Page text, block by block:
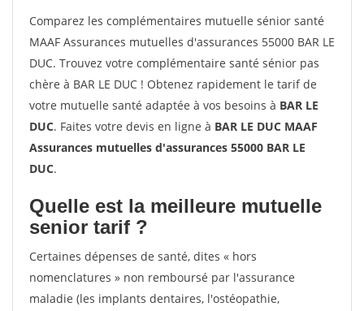
Comparez les complémentaires mutuelle sénior santé
MAAF Assurances mutuelles d'assurances 55000 BAR LE
DUC. Trouvez votre complémentaire santé sénior pas
chère à BAR LE DUC ! Obtenez rapidement le tarif de
votre mutuelle santé adaptée à vos besoins à BAR LE
DUC. Faites votre devis en ligne à BAR LE DUC MAAF
Assurances mutuelles d'assurances 55000 BAR LE
DUC.
Quelle est la meilleure mutuelle
senior tarif ?
Certaines dépenses de santé, dites « hors
nomenclatures » non remboursé par l'assurance
maladie (les implants dentaires, l'ostéopathie,